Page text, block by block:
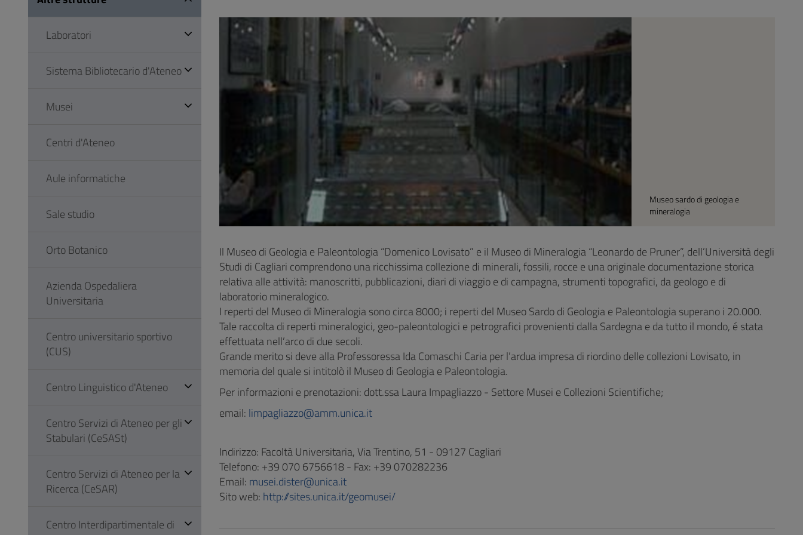
Museo sardo di geologia e
mineralogia
Il Museo di Geologia e Paleontologia “Domenico Lovisato” e il Museo di Mineralogia “Leonardo de Pruner”, dell’Università degli
Studi di Cagliari comprendono una ricchissima collezione di minerali, fossili, rocce e una originale documentazione storica
relativa alle attività: manoscritti, pubblicazioni, diari di viaggio e di campagna, strumenti topografici, da geologo e di
laboratorio mineralogico.
I reperti del Museo di Mineralogia sono circa 8000; i reperti del Museo Sardo di Geologia e Paleontologia superano i 20.000.
Tale raccolta di reperti mineralogici, geo-paleontologici e petrografici provenienti dalla Sardegna e da tutto il mondo, é stata
effettuata nell’arco di due secoli.
Grande merito si deve alla Professoressa Ida Comaschi Caria per l’ardua impresa di riordino delle collezioni Lovisato, in
memoria del quale si intitolò il Museo di Geologia e Paleontologia.
Per informazioni e prenotazioni: dott.ssa Laura Impagliazzo - Settore Musei e Collezioni Scientifiche;
email: limpagliazzo@amm.unica.it
Indirizzo: Facoltà Universitaria, Via Trentino, 51 - 09127 Cagliari
Telefono: +39 070 6756618 - Fax: +39 070282236
Email: musei.dister@unica.it
Sito web: http://sites.unica.it/geomusei/
Laboratori
Sistema Bibliotecario d'Ateneo
Musei
Centri d'Ateneo
Aule informatiche
Sale studio
Orto Botanico
Azienda Ospedaliera
Universitaria
Centro universitario sportivo
(CUS)
Centro Linguistico d'Ateneo
Centro Servizi di Ateneo per gli
Stabulari (CeSASt)
Centro Servizi di Ateneo per la
Ricerca (CeSAR)
Centro Interdipartimentale di